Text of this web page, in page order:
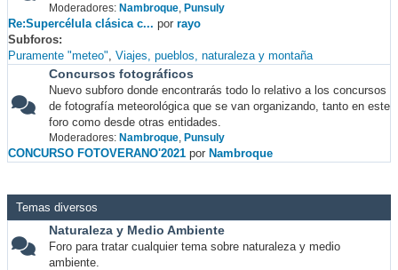
Moderadores: Nambroque, Punsuly
Re:Supercélula clásica c... por rayo
Subforos
Puramente "meteo" Viajes, pueblos, naturaleza y montaña
Concursos fotográficos
Nuevo subforo donde encontrarás todo lo relativo a los concursos
de fotografía meteorológica que se van organizando, tanto en este
foro como desde otras entidades.
Moderadores: Nambroque, Punsuly
CONCURSO FOTOVERANO'2021 por Nambroque
Temas diversos
Naturaleza y Medio Ambiente
Foro para tratar cualquier tema sobre naturaleza y medio
ambiente.